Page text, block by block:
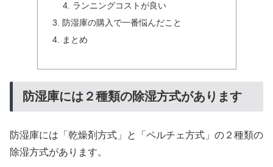
ランニングコストが良い
防湿庫の購入で一番悩んだこと
まとめ
防湿庫には２種類の除湿方式があります
防湿庫には「乾燥剤方式」と「ペルチェ方式」の２種類の
除湿方式があります。